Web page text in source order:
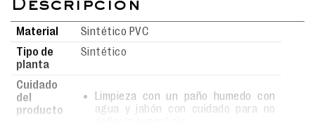
Material
Sintético PVC
Tipo de
planta
Sintético
Cuidado
del
producto
Limpieza con un paño humedo con
agua y jabón con cuidado para no